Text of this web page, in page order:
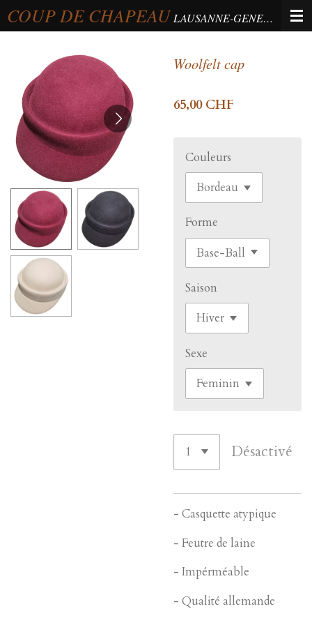
Passer
au
principal
COUP DE CHAPEAU LAUSANNE-GENEVA-BERNE
Woolfelt cap
65,00 CHF
Couleurs
Forme
Saison
Sexe
Désactivé
- Casquette atypique
- Feutre de laine
- Impérméable
- Qualité allemande